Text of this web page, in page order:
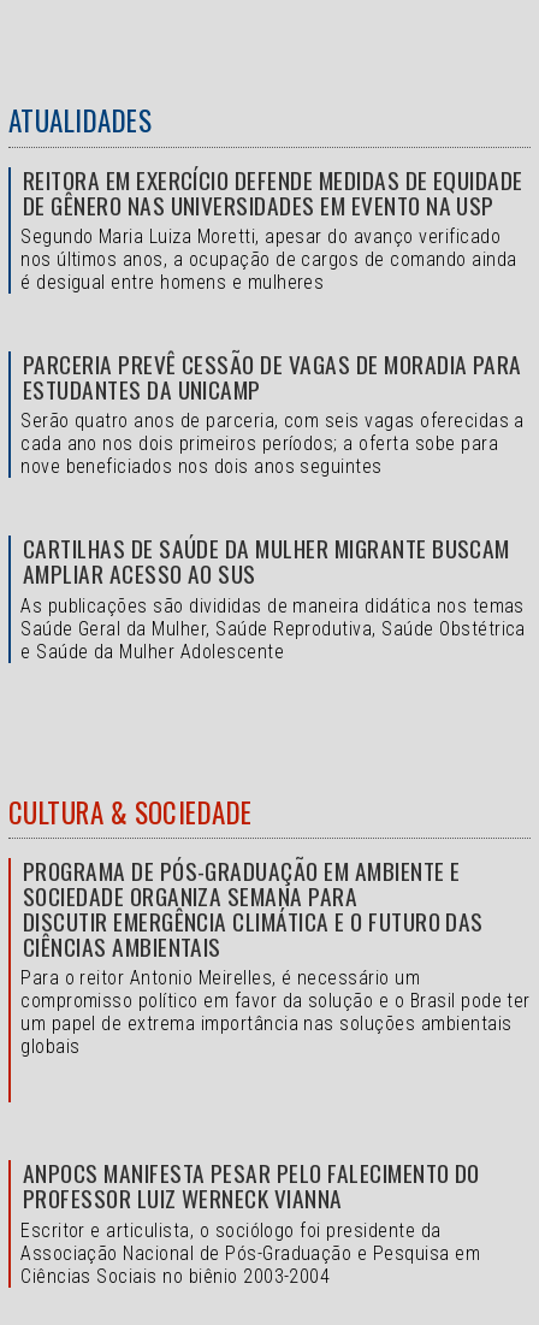
ATUALIDADES
REITORA EM EXERCÍCIO DEFENDE MEDIDAS DE EQUIDADE
DE GÊNERO NAS UNIVERSIDADES EM EVENTO NA USP
Segundo Maria Luiza Moretti, apesar do avanço verificado
nos últimos anos, a ocupação de cargos de comando ainda
é desigual entre homens e mulheres
PARCERIA PREVÊ CESSÃO DE VAGAS DE MORADIA PARA
ESTUDANTES DA UNICAMP
Serão quatro anos de parceria, com seis vagas oferecidas a
cada ano nos dois primeiros períodos; a oferta sobe para
nove beneficiados nos dois anos seguintes
CARTILHAS DE SAÚDE DA MULHER MIGRANTE BUSCAM
AMPLIAR ACESSO AO SUS
As publicações são divididas de maneira didática nos temas
Saúde Geral da Mulher, Saúde Reprodutiva, Saúde Obstétrica
e Saúde da Mulher Adolescente
CULTURA & SOCIEDADE
PROGRAMA DE PÓS-GRADUAÇÃO EM AMBIENTE E
SOCIEDADE ORGANIZA SEMANA PARA
DISCUTIR EMERGÊNCIA CLIMÁTICA E O FUTURO DAS
CIÊNCIAS AMBIENTAIS
Para o reitor Antonio Meirelles, é necessário um
compromisso político em favor da solução e o Brasil pode ter
um papel de extrema importância nas soluções ambientais
globais
ANPOCS MANIFESTA PESAR PELO FALECIMENTO DO
PROFESSOR LUIZ WERNECK VIANNA
Escritor e articulista, o sociólogo foi presidente da
Associação Nacional de Pós-Graduação e Pesquisa em
Ciências Sociais no biênio 2003-2004